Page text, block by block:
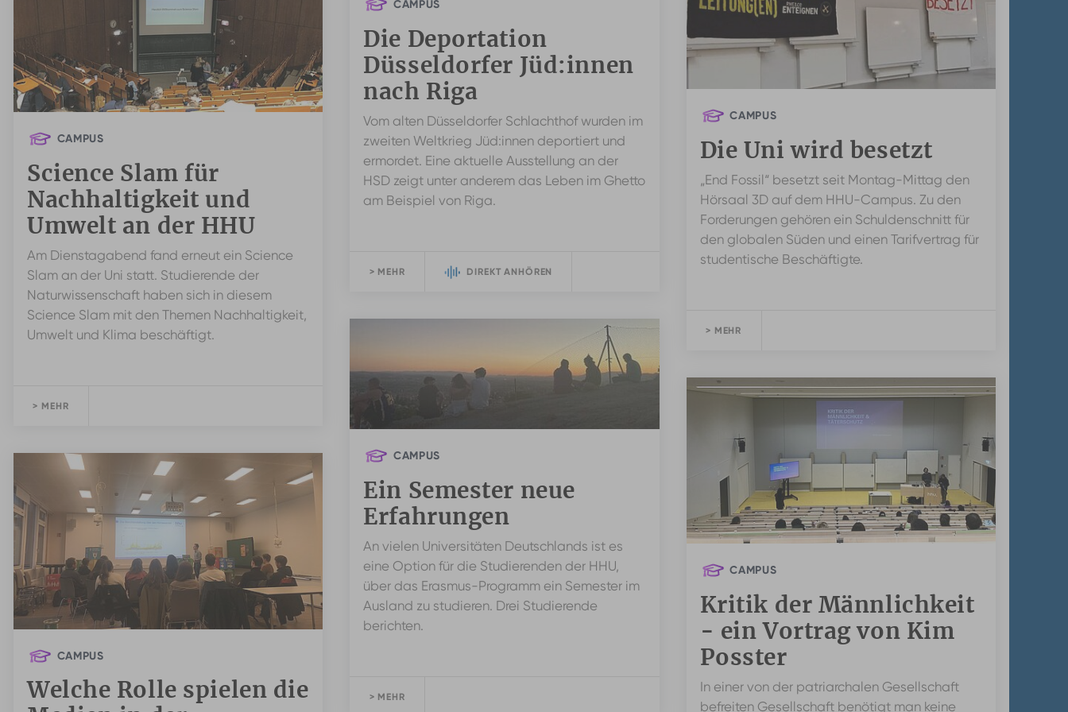
CAMPUS
Die Deportation
Düsseldorfer Jüd:innen
nach Riga
Vom alten Düsseldorfer Schlachthof wurden im
zweiten Weltkrieg Jüd:innen deportiert und
ermordet. Eine aktuelle Ausstellung an der
HSD zeigt unter anderem das Leben im Ghetto
am Beispiel von Riga.
> MEHR DIREKT ANHÖREN
CAMPUS
Die Uni wird besetzt
„End Fossil“ besetzt seit Montag-Mittag den
Hörsaal 3D auf dem HHU-Campus. Zu den
Forderungen gehören ein Schuldenschnitt für
den globalen Süden und einen Tarifvertrag für
studentische Beschäftigte.
> MEHR
CAMPUS
Science Slam für
Nachhaltigkeit und
Umwelt an der HHU
Am Dienstagabend fand erneut ein Science
Slam an der Uni statt. Studierende der
Naturwissenschaft haben sich in diesem
Science Slam mit den Themen Nachhaltigkeit,
Umwelt und Klima beschäftigt.
> MEHR
CAMPUS
Ein Semester neue
Erfahrungen
An vielen Universitäten Deutschlands ist es
eine Option für die Studierenden der HHU,
über das Erasmus-Programm ein Semester im
Ausland zu studieren. Drei Studierende
berichten.
> MEHR
CAMPUS
Kritik der Männlichkeit
- ein Vortrag von Kim
Posster
In einer von der patriarchalen Gesellschaft
befreiten Gesellschaft benötigt man keine
CAMPUS
Welche Rolle spielen die